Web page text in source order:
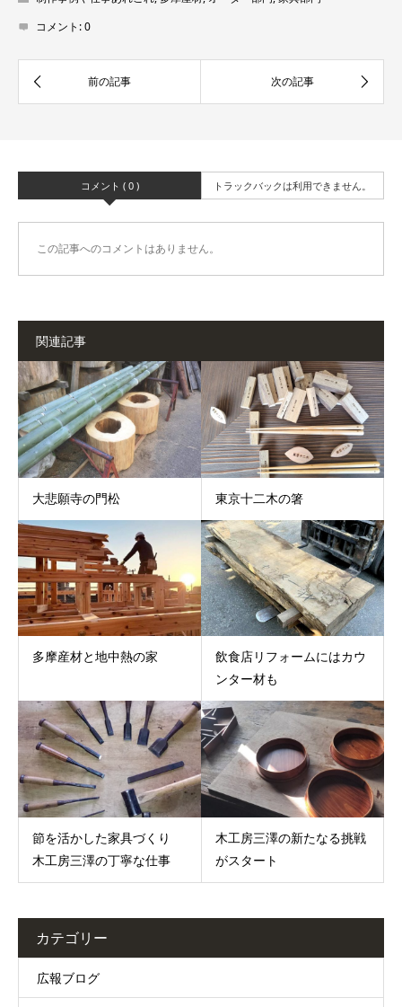
コメント:0
コメント ( 0 ) トラックバックは利用できません。
この記事へのコメントはありません。
関連記事
大悲願寺の門松 東京十二木の箸
多摩産材と地中熱の家
飲食店リフォームにはカウ
ンター材も
節を活かした家具づくり
木工房三澤の丁寧な仕事
木工房三澤の新たなる挑戦
がスタート
カテゴリー
広報ブログ